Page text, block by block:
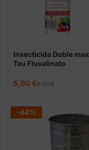
Insecticida Doble max
Tau Fluvalinato
6,00€
El
precio
6,00 €.
5,00 €
El
precio
5,00 €.
-44%